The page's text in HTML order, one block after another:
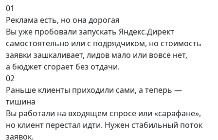
01
Реклама есть, но она дорогая
Вы уже пробовали запускать Яндекс.Директ
самостоятельно или с подрядчиком, но стоимость
заявки зашкаливает, лидов мало или вовсе нет,
а бюджет сгорает без отдачи.
02
Раньше клиенты приходили сами, а теперь —
тишина
Вы работали на входящем спросе или «сарафане»,
но клиент перестал идти. Нужен стабильный поток
заявок.